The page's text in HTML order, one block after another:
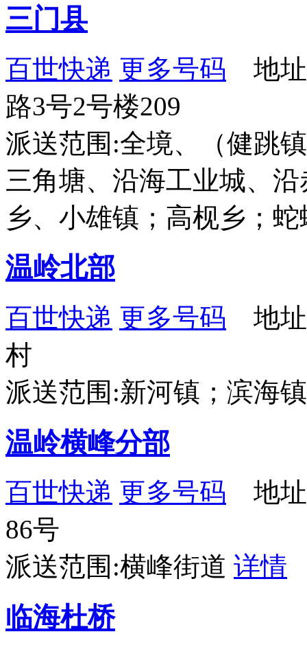
三门县
百世快递 更多号码 地址
路3号2号楼209
派送范围:全境、（健跳
三角塘、沿海工业城、
乡、小雄镇；高枧乡；
温岭北部
百世快递 更多号码 地址
村
派送范围:新河镇；滨海
温岭横峰分部
百世快递 更多号码 地址
86号
派送范围:横峰街道 详情
临海杜桥